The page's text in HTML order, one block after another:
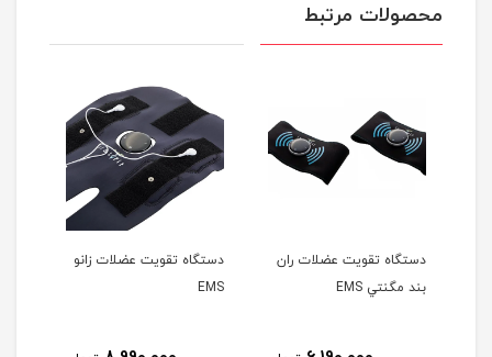
محصولات مرتبط
دستگاه تقويت عضلات ران
بند مگنتي EMS
دستگاه تقويت عضلات زانو
EMS